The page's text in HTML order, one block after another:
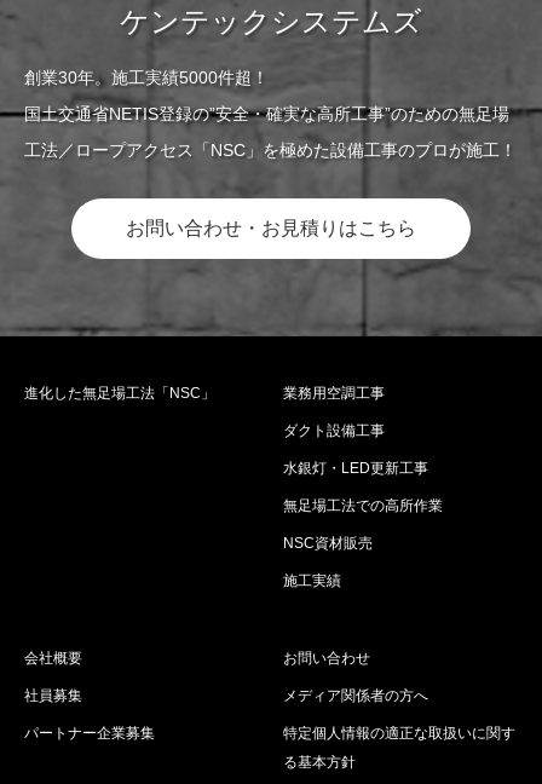
ケンテックシステムズ
創業30年。施工実績5000件超！
国土交通省NETIS登録の”安全・確実な高所工事”のための無足場
工法／ロープアクセス「NSC」を極めた設備工事のプロが施工！
お問い合わせ・お見積りはこちら
進化した無足場工法「NSC」 業務用空調工事
ダクト設備工事
水銀灯・LED更新工事
無足場工法での高所作業
NSC資材販売
施工実績
会社概要
社員募集
パートナー企業募集
お問い合わせ
メディア関係者の方へ
特定個人情報の適正な取扱いに関す
る基本方針